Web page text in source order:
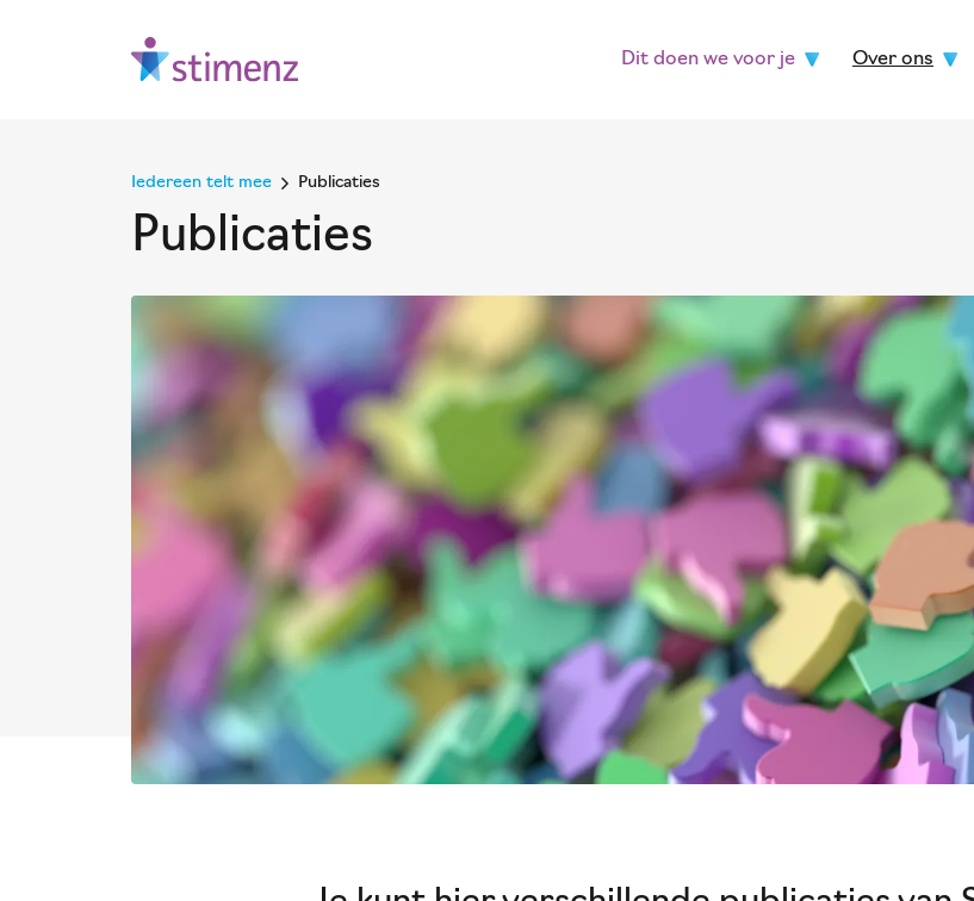
Dit doen we voor je Over ons
Iedereen telt mee Publicaties
Publicaties